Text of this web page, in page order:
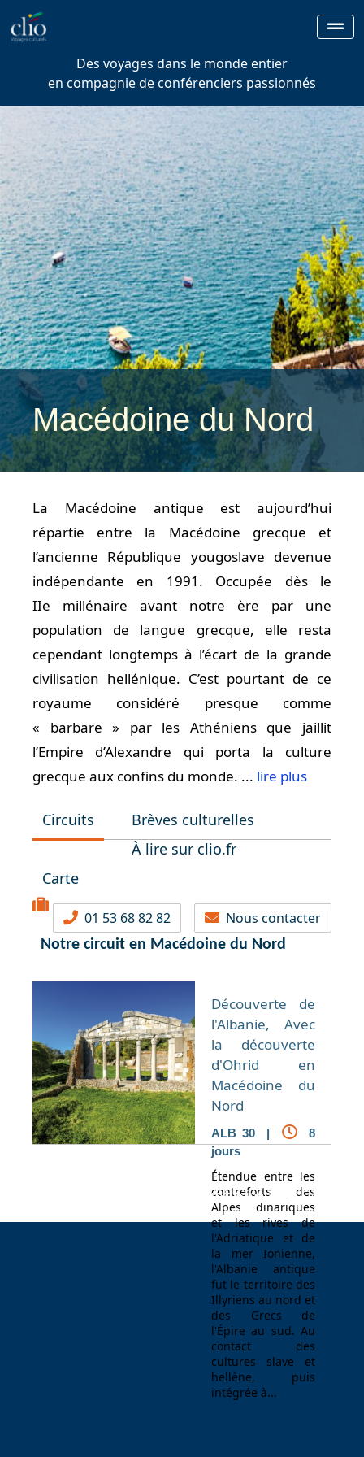
Des voyages dans le monde entier
en compagnie de conférenciers passionnés
Macédoine du Nord
La Macédoine antique est aujourd’hui
répartie entre la Macédoine grecque et
l’ancienne République yougoslave devenue
indépendante en 1991. Occupée dès le
IIe millénaire avant notre ère par une
population de langue grecque, elle resta
cependant longtemps à l’écart de la grande
civilisation hellénique. C’est pourtant de ce
royaume considéré presque comme
« barbare » par les Athéniens que jaillit
l’Empire d’Alexandre qui porta la culture
grecque aux confins du monde. ... lire plus
Circuits
Brèves culturelles
À lire sur clio.fr
Carte
01 53 68 82 82 Nous contacter
Notre circuit en Macédoine du Nord
Découverte de
l'Albanie, Avec
la découverte
d'Ohrid en
Macédoine du
Nord
ALB 30 |
8
jours
Étendue entre les
contreforts des
Alpes dinariques
et les rives de
l'Adriatique et de
la mer Ionienne,
l'Albanie antique
fut le territoire des
Illyriens au nord et
des Grecs de
l'Épire au sud. Au
contact des
cultures slave et
hellène, puis
intégrée à...
Espace professionnel Contact